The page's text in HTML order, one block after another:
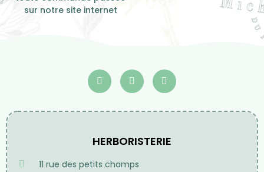
sur notre site internet
HERBORISTERIE
11 rue des petits champs